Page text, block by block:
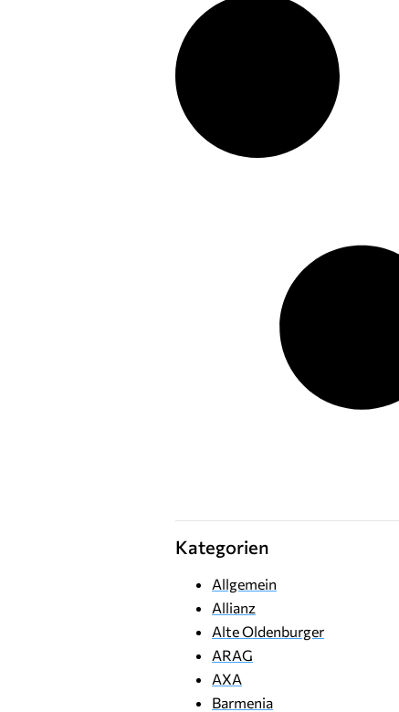
Kategorien
Allgemein
Allianz
Alte Oldenburger
ARAG
AXA
Barmenia